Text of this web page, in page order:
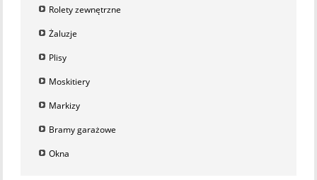
Rolety zewnętrzne
Żaluzje
Plisy
Moskitiery
Markizy
Bramy garażowe
Okna